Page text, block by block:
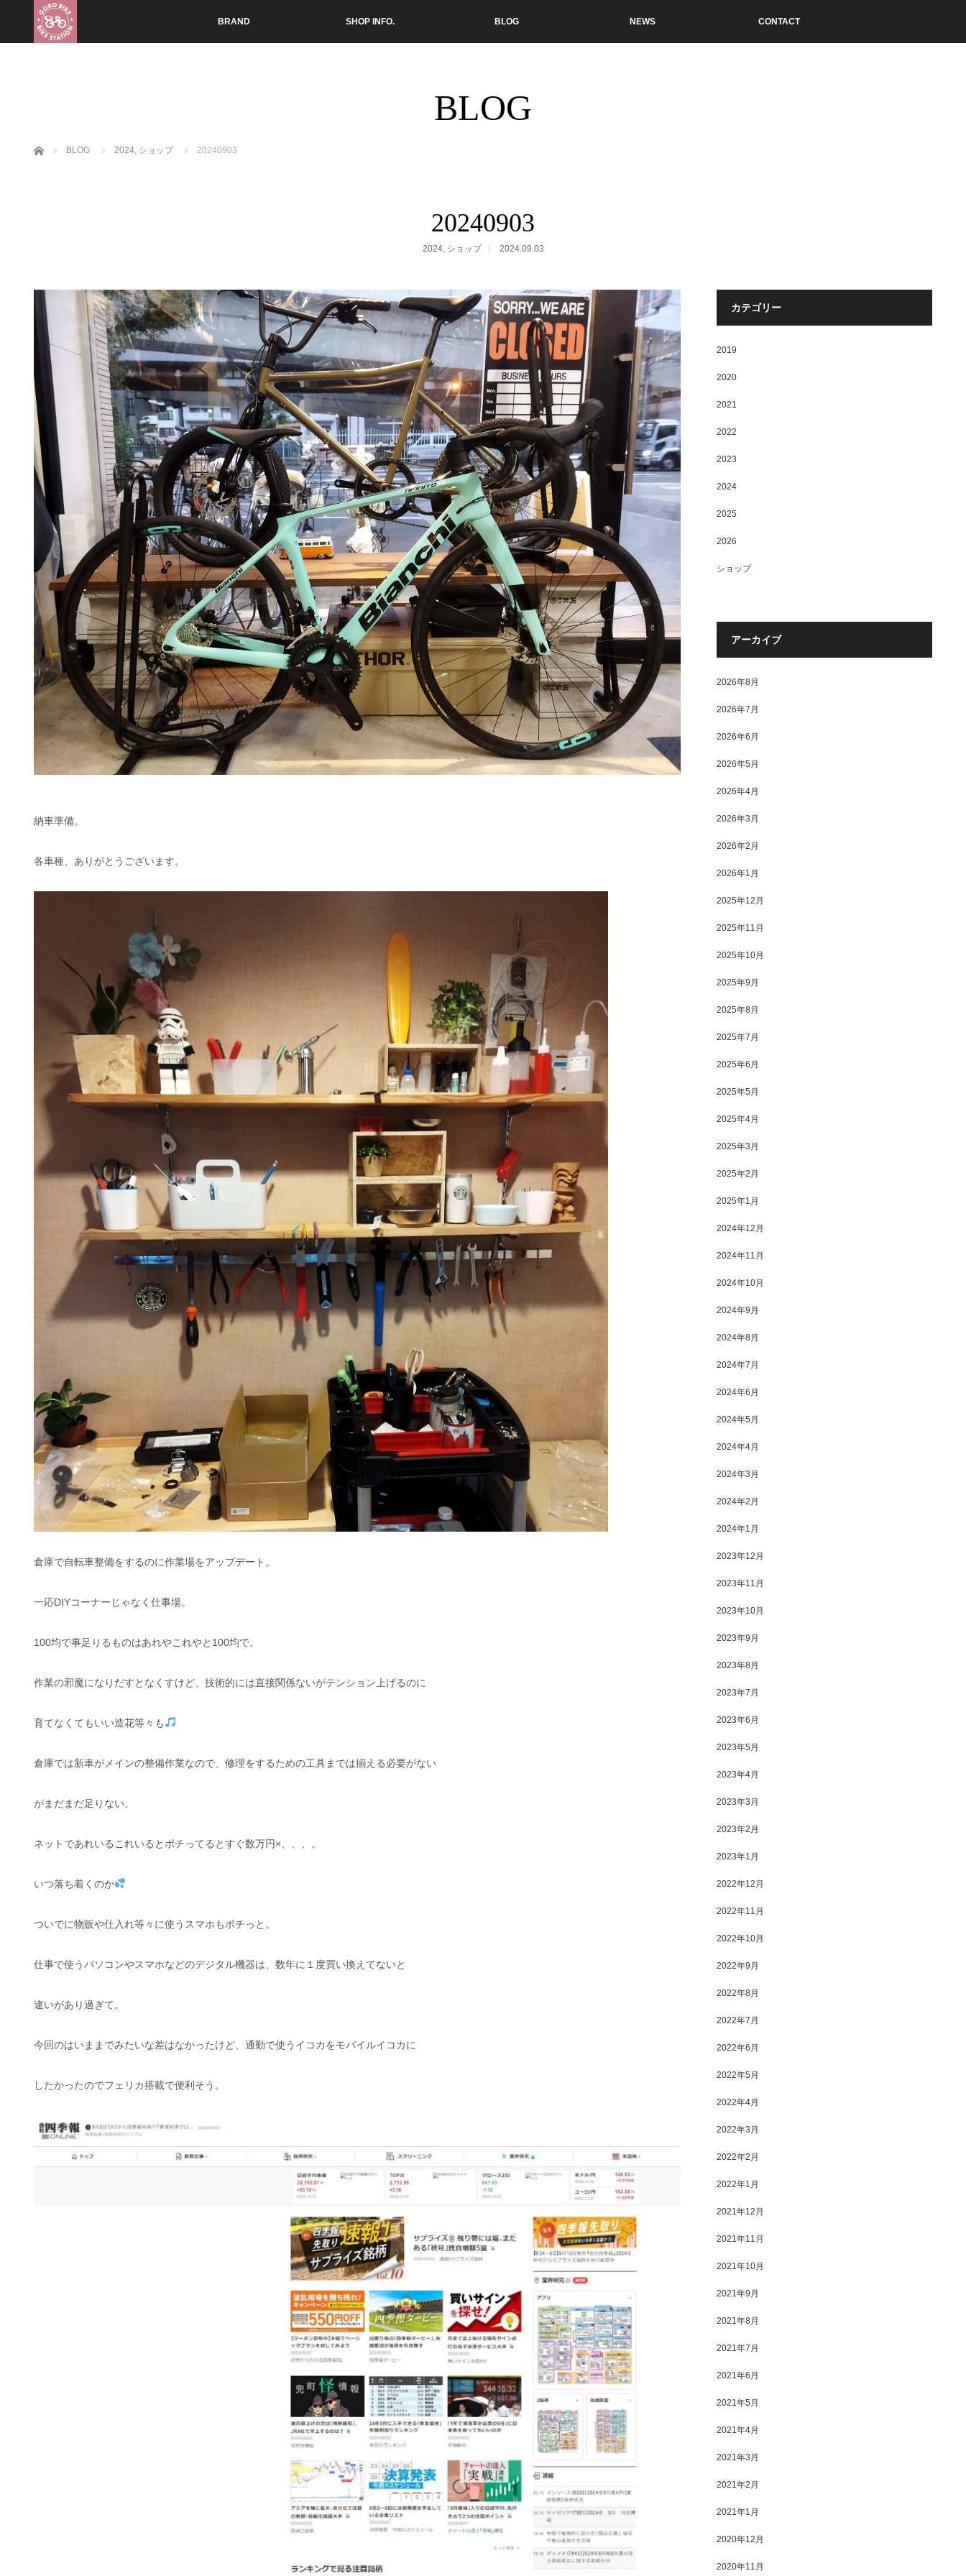
BRAND SHOP INFO. BLOG NEWS CONTACT
BLOG
ホーム BLOG 2024, ショップ 20240903
20240903
2024, ショップ 2024.09.03
納車準備。
各車種、ありがとうございます。
倉庫で自転車整備をするのに作業場をアップデート。
一応DIYコーナーじゃなく仕事場。
100均で事足りるものはあれやこれやと100均で。
作業の邪魔になりだすとなくすけど、技術的には直接関係ないがテンション上げるのに
育てなくてもいい造花等々も
倉庫では新車がメインの整備作業なので、修理をするための工具までは揃える必要がない
がまだまだ足りない。
ネットであれいるこれいるとポチってるとすぐ数万円×、、、。
いつ落ち着くのか
ついでに物販や仕入れ等々に使うスマホもポチっと。
仕事で使うパソコンやスマホなどのデジタル機器は、数年に１度買い換えてないと
違いがあり過ぎて。
今回のはいままでみたいな差はなかったけど、通勤で使うイコカをモバイルイコカに
したかったのでフェリカ搭載で便利そう。
カテゴリー
2019
2020
2021
2022
2023
2024
2025
2026
ショップ
アーカイブ
2026年8月
2026年7月
2026年6月
2026年5月
2026年4月
2026年3月
2026年2月
2026年1月
2025年12月
2025年11月
2025年10月
2025年9月
2025年8月
2025年7月
2025年6月
2025年5月
2025年4月
2025年3月
2025年2月
2025年1月
2024年12月
2024年11月
2024年10月
2024年9月
2024年8月
2024年7月
2024年6月
2024年5月
2024年4月
2024年3月
2024年2月
2024年1月
2023年12月
2023年11月
2023年10月
2023年9月
2023年8月
2023年7月
2023年6月
2023年5月
2023年4月
2023年3月
2023年2月
2023年1月
2022年12月
2022年11月
2022年10月
2022年9月
2022年8月
2022年7月
2022年6月
2022年5月
2022年4月
2022年3月
2022年2月
2022年1月
2021年12月
2021年11月
2021年10月
2021年9月
2021年8月
2021年7月
2021年6月
2021年5月
2021年4月
2021年3月
2021年2月
2021年1月
2020年12月
2020年11月